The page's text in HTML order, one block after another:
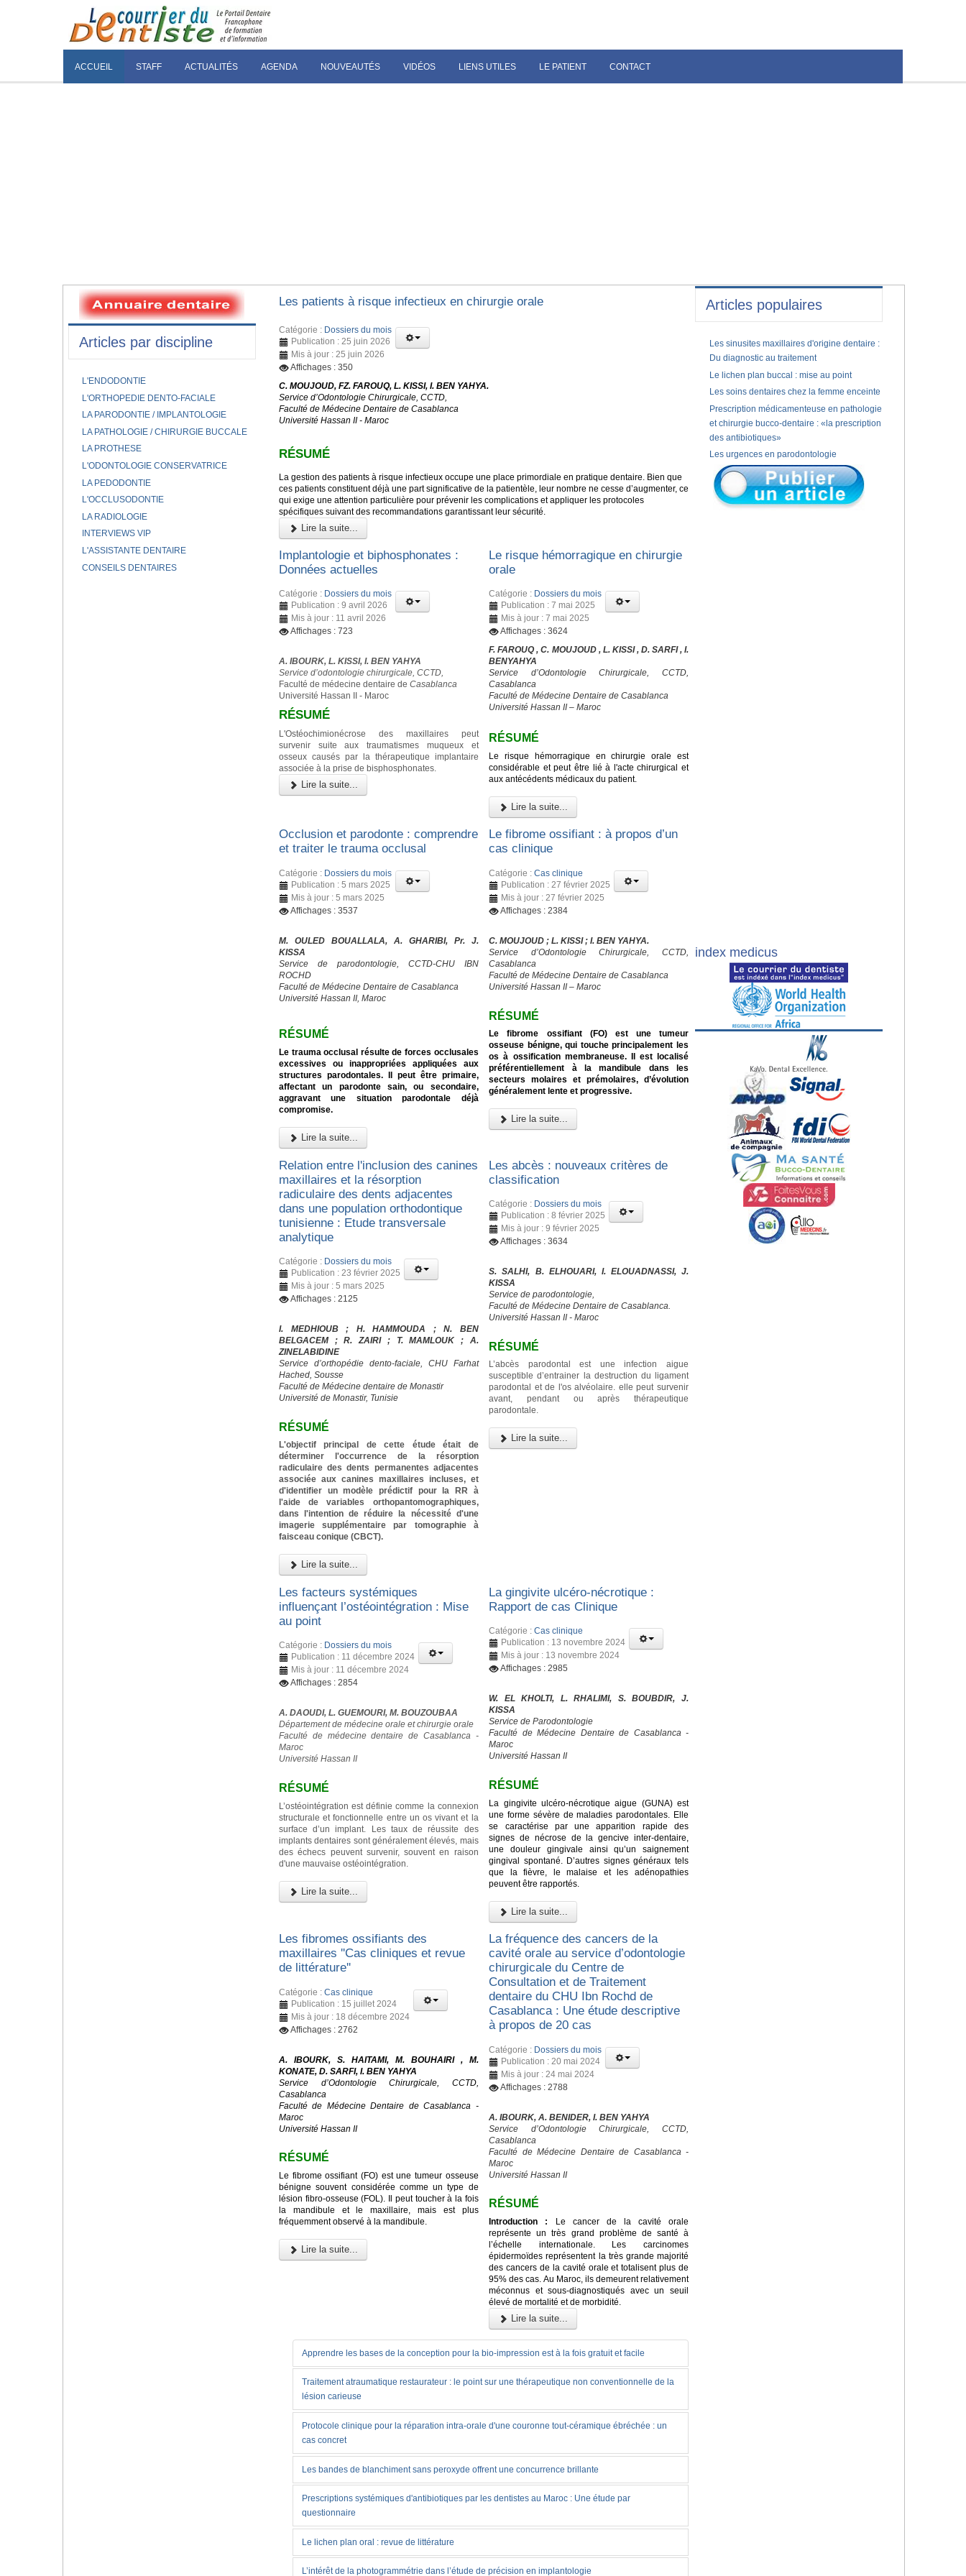
ACCUEIL STAFF ACTUALITÉS AGENDA NOUVEAUTÉS VIDÉOS LIENS UTILES LE PATIENT CONTACT
Les patients à risque infectieux en chirurgie orale
Catégorie : Dossiers du mois
Publication : 25 juin 2026
Mis à jour : 25 juin 2026
Affichages : 350
C. MOUJOUD, FZ. FAROUQ, L. KISSI, I. BEN YAHYA.
Service d’Odontologie Chirurgicale, CCTD,
Faculté de Médecine Dentaire de Casablanca
Université Hassan II - Maroc
RÉSUMÉ
La gestion des patients à risque infectieux occupe une place primordiale en pratique dentaire. Bien que
ces patients constituent déjà une part significative de la patientèle, leur nombre ne cesse d’augmenter, ce
qui exige une attention particulière pour prévenir les complications et appliquer les protocoles
spécifiques suivant des recommandations garantissant leur sécurité.
Lire la suite...
Implantologie et biphosphonates :
Données actuelles
Catégorie : Dossiers du mois
Publication : 9 avril 2026
Mis à jour : 11 avril 2026
Affichages : 723
A. IBOURK, L. KISSI, I. BEN YAHYA
Service d’odontologie chirurgicale, CCTD,
Faculté de médecine dentaire de Casablanca
Université Hassan II - Maroc
RÉSUMÉ
L'Ostéochimionécrose des maxillaires peut
survenir suite aux traumatismes muqueux et
osseux causés par la thérapeutique implantaire
associée à la prise de bisphosphonates.
Lire la suite...
Le risque hémorragique en chirurgie
orale
Catégorie : Dossiers du mois
Publication : 7 mai 2025
Mis à jour : 7 mai 2025
Affichages : 3624
F. FAROUQ , C. MOUJOUD , L. KISSI , D. SARFI , I.
BENYAHYA
Service d’Odontologie Chirurgicale, CCTD,
Casablanca
Faculté de Médecine Dentaire de Casablanca
Université Hassan II – Maroc
RÉSUMÉ
Le risque hémorragique en chirurgie orale est
considérable et peut être lié à l'acte chirurgical et
aux antécédents médicaux du patient.
Lire la suite...
Occlusion et parodonte : comprendre
et traiter le trauma occlusal
Catégorie : Dossiers du mois
Publication : 5 mars 2025
Mis à jour : 5 mars 2025
Affichages : 3537
M. OULED BOUALLALA, A. GHARIBI, Pr. J.
KISSA
Service de parodontologie, CCTD-CHU IBN
ROCHD
Faculté de Médecine Dentaire de Casablanca
Université Hassan II, Maroc
RÉSUMÉ
Le trauma occlusal résulte de forces occlusales
excessives ou inappropriées appliquées aux
structures parodontales. Il peut être primaire,
affectant un parodonte sain, ou secondaire,
aggravant une situation parodontale déjà
compromise.
Lire la suite...
Le fibrome ossifiant : à propos d’un
cas clinique
Catégorie :Cas clinique
Publication : 27 février 2025
Mis à jour : 27 février 2025
Affichages : 2384
C. MOUJOUD ; L. KISSI ; I. BEN YAHYA.
Service d’Odontologie Chirurgicale, CCTD,
Casablanca
Faculté de Médecine Dentaire de Casablanca
Université Hassan II – Maroc
RÉSUMÉ
Le fibrome ossifiant (FO) est une tumeur
osseuse bénigne, qui touche principalement les
os à ossification membraneuse. Il est localisé
préférentiellement à la mandibule dans les
secteurs molaires et prémolaires, d’évolution
généralement lente et progressive.
Lire la suite...
Relation entre l'inclusion des canines
maxillaires et la résorption
radiculaire des dents adjacentes
dans une population orthodontique
tunisienne : Etude transversale
analytique
Catégorie : Dossiers du mois
Publication : 23 février 2025
Mis à jour : 5 mars 2025
Affichages : 2125
I. MEDHIOUB ; H. HAMMOUDA ; N. BEN
BELGACEM ; R. ZAIRI ; T. MAMLOUK ; A.
ZINELABIDINE
Service d’orthopédie dento-faciale, CHU Farhat
Hached, Sousse
Faculté de Médecine dentaire de Monastir
Université de Monastir, Tunisie
RÉSUMÉ
L'objectif principal de cette étude était de
déterminer l'occurrence de la résorption
radiculaire des dents permanentes adjacentes
associée aux canines maxillaires incluses, et
d'identifier un modèle prédictif pour la RR à
l'aide de variables orthopantomographiques,
dans l'intention de réduire la nécessité d'une
imagerie supplémentaire par tomographie à
faisceau conique (CBCT).
Lire la suite...
Les abcès : nouveaux critères de
classification
Catégorie : Dossiers du mois
Publication : 8 février 2025
Mis à jour : 9 février 2025
Affichages : 3634
S. SALHI, B. ELHOUARI, I. ELOUADNASSI, J.
KISSA
Service de parodontologie,
Faculté de Médecine Dentaire de Casablanca.
Université Hassan II - Maroc
RÉSUMÉ
L’abcès parodontal est une infection aigue
susceptible d’entrainer la destruction du ligament
parodontal et de l'os alvéolaire. elle peut survenir
avant, pendant ou après thérapeutique
parodontale.
Lire la suite...
Les facteurs systémiques
influençant l’ostéointégration : Mise
au point
Catégorie : Dossiers du mois
Publication : 11 décembre 2024
Mis à jour : 11 décembre 2024
Affichages : 2854
A. DAOUDI, L. GUEMOURI, M. BOUZOUBAA
Département de médecine orale et chirurgie orale
Faculté de médecine dentaire de Casablanca -
Maroc
Université Hassan II
RÉSUMÉ
L’ostéointégration est définie comme la connexion
structurale et fonctionnelle entre un os vivant et la
surface d’un implant. Les taux de réussite des
implants dentaires sont généralement élevés, mais
des échecs peuvent survenir, souvent en raison
d'une mauvaise ostéointégration.
Lire la suite...
La gingivite ulcéro-nécrotique :
Rapport de cas Clinique
Catégorie :Cas clinique
Publication : 13 novembre 2024
Mis à jour : 13 novembre 2024
Affichages : 2985
W. EL KHOLTI, L. RHALIMI, S. BOUBDIR, J.
KISSA
Service de Parodontologie
Faculté de Médecine Dentaire de Casablanca -
Maroc
Université Hassan II
RÉSUMÉ
La gingivite ulcéro-nécrotique aigue (GUNA) est
une forme sévère de maladies parodontales. Elle
se caractérise par une apparition rapide des
signes de nécrose de la gencive inter-dentaire,
une douleur gingivale ainsi qu’un saignement
gingival spontané. D’autres signes généraux tels
que la fièvre, le malaise et les adénopathies
peuvent être rapportés.
Lire la suite...
Les fibromes ossifiants des
maxillaires ''Cas cliniques et revue
de littérature''
Catégorie : Cas clinique
Publication : 15 juillet 2024
Mis à jour : 18 décembre 2024
Affichages : 2762
A. IBOURK, S. HAITAMI, M. BOUHAIRI , M.
KONATE, D. SARFI, I. BEN YAHYA
Service d’Odontologie Chirurgicale, CCTD,
Casablanca
Faculté de Médecine Dentaire de Casablanca -
Maroc
Université Hassan II
RÉSUMÉ
Le fibrome ossifiant (FO) est une tumeur osseuse
bénigne souvent considérée comme un type de
lésion fibro-osseuse (FOL). Il peut toucher à la fois
la mandibule et le maxillaire, mais est plus
fréquemment observé à la mandibule.
Lire la suite...
La fréquence des cancers de la
cavité orale au service d’odontologie
chirurgicale du Centre de
Consultation et de Traitement
dentaire du CHU Ibn Rochd de
Casablanca : Une étude descriptive
à propos de 20 cas
Catégorie : Dossiers du mois
Publication : 20 mai 2024
Mis à jour : 24 mai 2024
Affichages : 2788
A. IBOURK, A. BENIDER, I. BEN YAHYA
Service d’Odontologie Chirurgicale, CCTD,
Casablanca
Faculté de Médecine Dentaire de Casablanca -
Maroc
Université Hassan II
RÉSUMÉ
Introduction :
Le cancer de la cavité orale
représente un très grand problème de santé à
l’échelle internationale. Les carcinomes
épidermoïdes représentent la très grande majorité
des cancers de la cavité orale et totalisent plus de
95% des cas. Au Maroc, ils demeurent relativement
méconnus et sous-diagnostiqués avec un seuil
élevé de mortalité et de morbidité.
Lire la suite...
Apprendre les bases de la conception pour la bio-impression est à la fois gratuit et facile
Traitement atraumatique restaurateur : le point sur une thérapeutique non conventionnelle de la
lésion carieuse
Protocole clinique pour la réparation intra-orale d'une couronne tout-céramique ébréchée : un
cas concret
Les bandes de blanchiment sans peroxyde offrent une concurrence brillante
Prescriptions systémiques d'antibiotiques par les dentistes au Maroc : Une étude par
questionnaire
Le lichen plan oral : revue de littérature
L’intérêt de la photogrammétrie dans l’étude de précision en implantologie
Articles par discipline
L'ENDODONTIE
L'ORTHOPEDIE DENTO-FACIALE
LA PARODONTIE / IMPLANTOLOGIE
LA PATHOLOGIE / CHIRURGIE BUCCALE
LA PROTHESE
L'ODONTOLOGIE CONSERVATRICE
LA PEDODONTIE
L'OCCLUSODONTIE
LA RADIOLOGIE
INTERVIEWS VIP
L'ASSISTANTE DENTAIRE
CONSEILS DENTAIRES
Articles populaires
Les sinusites maxillaires d'origine dentaire :
Du diagnostic au traitement
Le lichen plan buccal : mise au point
Les soins dentaires chez la femme enceinte
Prescription médicamenteuse en pathologie
et chirurgie bucco-dentaire : «la prescription
des antibiotiques»
Les urgences en parodontologie
index medicus